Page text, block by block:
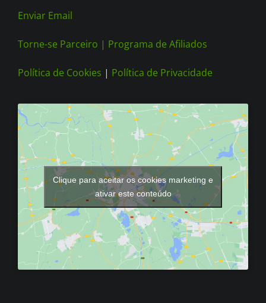
Enviar Email
Torne-se Parceiro | Programa de Afiliados
Política de Cookies | Política de Privacidade
Clique para aceitar os cookies marketing e
ativar este conteúdo